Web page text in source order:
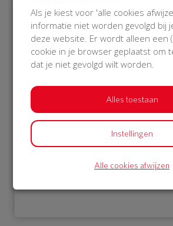
€ 1.052
Philips
14 Oct 2018
Bekijk alle
Als je kiest voor 'alle cookies
informatie niet worden gevolgd bij
deze website. Er wordt alleen een
cookie in je browser geplaatst om
dat je niet gevolgd wilt worden.
Alles toestaan
Instellingen
Alle cookies afwijzen